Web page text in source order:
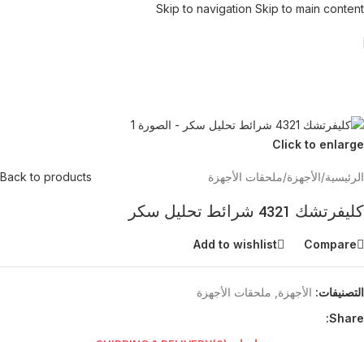
Skip to navigation Skip to main content
Click to enlarge
الرئيسية/الأجهزة/ملحقات الأجهزة Back to products
كليفرتشك 4321 شرائط تحليل سكر
Compare
Add to wishlist
التصنيفات: الأجهزة ملحقات الأجهزة
Share: